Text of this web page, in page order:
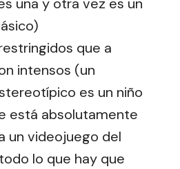
que a
intensos (un
es un niño
está absolutamente
un videojuego del
lo que hay que